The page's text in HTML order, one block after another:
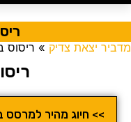
מדביר יצאת צדיק » ריסוס
>> חיוג מהיר למרסס